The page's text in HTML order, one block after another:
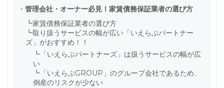
・ 管理会社・オーナー必見！家賃債務保証業者の選び方
┗家賃債務保証業者の選び方
┗取り扱うサービスの幅が広い「いえらぶパートナー
ズ」がおすすめ！！
┗ 「いえらぶパートナーズ」は扱うサービスの幅が広
い
┗ 「いえらぶGROUP」のグループ会社であるため、
倒産のリスクが少ない